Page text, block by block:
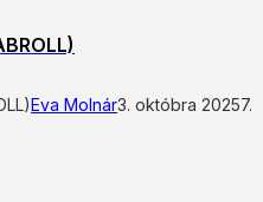
Eva Molnár3. októbra 20257.